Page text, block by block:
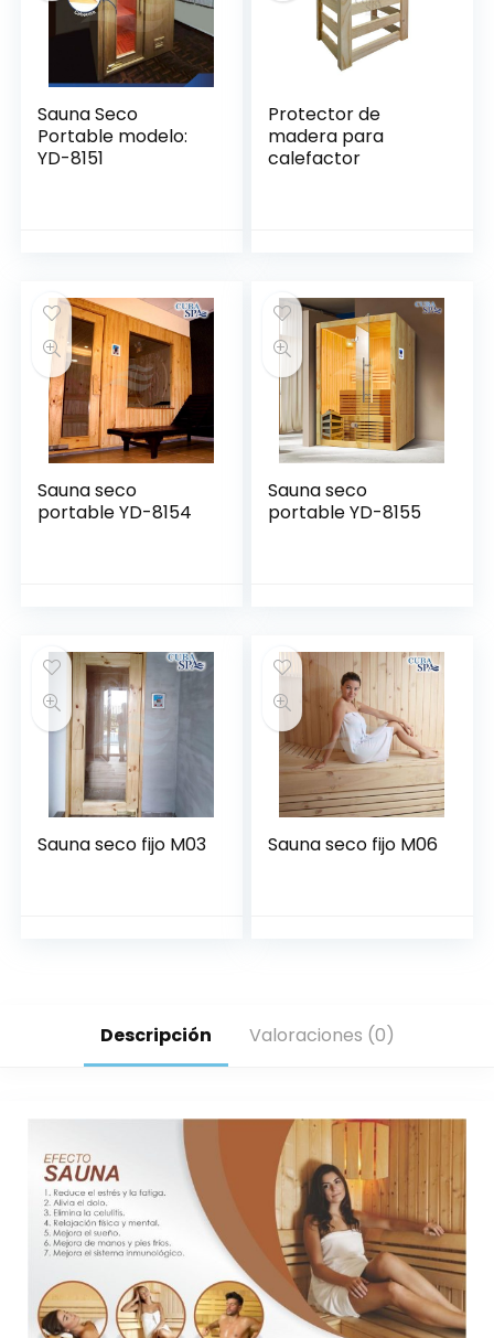
Sauna Seco
Portable modelo:
YD-8151
Protector de
madera para
calefactor
Sauna seco
portable YD-8154
Sauna seco
portable YD-8155
Sauna seco fijo M03 Sauna seco fijo M06
Descripción Valoraciones (0)